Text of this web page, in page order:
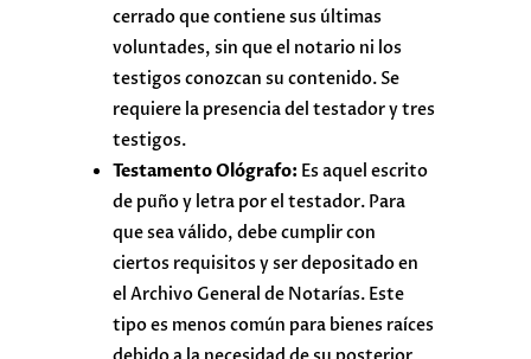
cerrado que contiene sus últimas
voluntades, sin que el notario ni los
testigos conozcan su contenido. Se
requiere la presencia del testador y tres
testigos.
Testamento Ológrafo: Es aquel escrito
de puño y letra por el testador. Para
que sea válido, debe cumplir con
ciertos requisitos y ser depositado en
el Archivo General de Notarías. Este
tipo es menos común para bienes raíces